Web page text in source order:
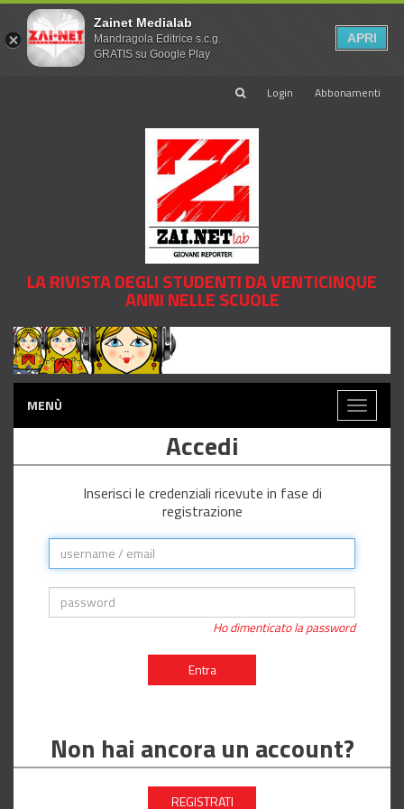
Login Abbonamenti
LA RIVISTA DEGLI STUDENTI DA VENTICINQUE
ANNI NELLE SCUOLE
MENÙ
Toggle
Accedi
Inserisci le credenziali ricevute in fase di
registrazione
Ho dimenticato la password
Entra
Non hai ancora un account?
REGISTRATI
Zainet Medialab
Mandragola Editrice s.c.g.
GRATIS su Google Play
APRI